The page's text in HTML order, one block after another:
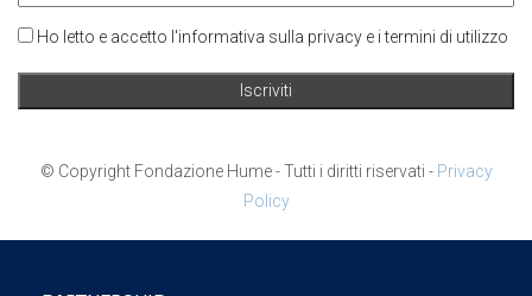
Ho letto e accetto l'informativa sulla privacy e i termini di utilizzo
© Copyright Fondazione Hume - Tutti i diritti riservati - Privacy
Policy